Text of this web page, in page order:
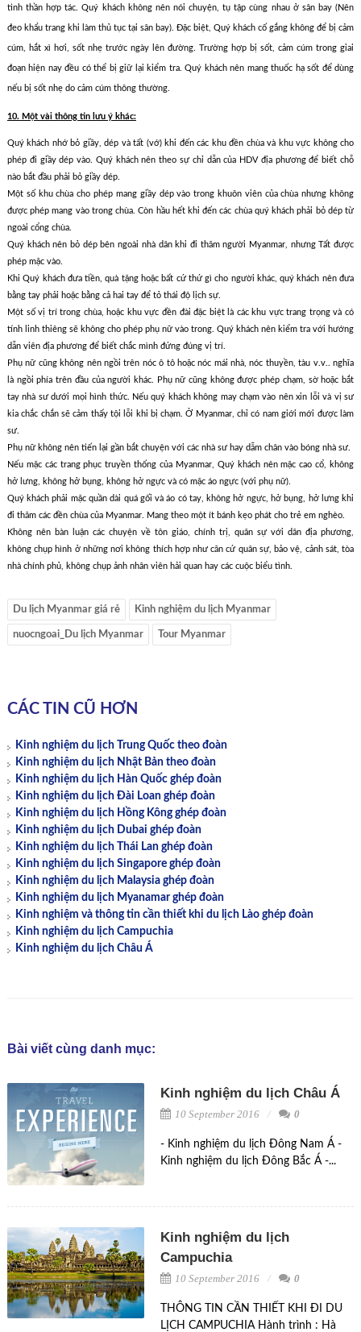
tinh thần hợp tác. Quý khách không nên nói chuyện, tụ tập cùng nhau ở sân bay (Nên
đeo khẩu trang khi làm thủ tục tại sân bay). Đặc biệt, Quý khách cố gắng không để bị cảm
cúm, hắt xì hơi, sốt nhẹ trước ngày lên đường. Trường hợp bị sốt, cảm cúm trong giai
đoạn hiện nay đều có thể bị giữ lại kiểm tra. Quý khách nên mang thuốc hạ sốt để dùng
nếu bị sốt nhẹ do cảm cúm thông thường.
10. Một vài thông tin lưu ý khác:
Quý khách nhớ bỏ giầy, dép và tất (vớ) khi đến các khu đền chùa và khu vực không cho
phép đi giầy dép vào. Quý khách nên theo sự chỉ dẫn của HDV địa phương để biết chỗ
nào bắt đầu phải bỏ giầy dép.
Một số khu chùa cho phép mang giầy dép vào trong khuôn viên của chùa nhưng không
được phép mang vào trong chùa. Còn hầu hết khi đến các chùa quý khách phải bỏ dép từ
ngoài cổng chùa.
Quý khách nên bỏ dép bên ngoài nhà dân khi đi thăm người Myanmar, nhưng Tất được
phép mặc vào.
Khi Quý khách đưa tiền, quà tặng hoặc bất cứ thứ gì cho người khác, quý khách nên đưa
bằng tay phải hoặc bằng cả hai tay để tỏ thái độ lịch sự.
Một số vị trí trong chùa, hoặc khu vực đền đài đặc biệt là các khu vực trang trọng và có
tính linh thiêng sẽ không cho phép phụ nữ vào trong. Quý khách nên kiểm tra với hướng
dẫn viên địa phương để biết chắc mình đứng đúng vị trí.
Phụ nữ cũng không nên ngồi trên nóc ô tô hoặc nóc mái nhà, nóc thuyền, tàu v.v.. nghĩa
là ngồi phía trên đầu của người khác. Phụ nữ cũng không được phép chạm, sờ hoặc bắt
tay nhà sư dưới mọi hình thức. Nếu quý khách không may chạm vào nên xin lỗi và vị sư
kia chắc chắn sẽ cảm thấy tội lỗi khi bị chạm. Ở Myanmar, chỉ có nam giới mới được làm
sư.
Phụ nữ không nên tiến lại gần bắt chuyện với các nhà sư hay dẫm chân vào bóng nhà sư.
Nếu mặc các trang phục truyền thống của Myanmar, Quý khách nên mặc cao cổ, không
hở lưng, không hở bụng, không hở ngực và có mặc áo ngực (với phụ nữ).
Quý khách phải mặc quần dài quá gối và áo có tay, không hở ngực, hở bụng, hở lưng khi
đi thăm các đền chùa của Myanmar. Mang theo một ít bánh kẹo phát cho trẻ em nghèo.
Không nên bàn luận các chuyện về tôn giáo, chính trị, quân sự với dân địa phương,
không chụp hình ở những nơi không thích hợp như căn cứ quân sự, bảo vệ, cảnh sát, tòa
nhà chính phủ, không chụp ảnh nhân viên hải quan hay các cuộc biểu tình.
Du lịch Myanmar giá rẻ Kinh nghiệm du lịch Myanmar
nuocngoai_Du lịch Myanmar Tour Myanmar
CÁC TIN CŨ HƠN
Kinh nghiệm du lịch Trung Quốc theo đoàn
Kinh nghiệm du lịch Nhật Bản theo đoàn
Kinh nghiệm du lịch Hàn Quốc ghép đoàn
Kinh nghiệm du lịch Đài Loan ghép đoàn
Kinh nghiệm du lịch Hồng Kông ghép đoàn
Kinh nghiệm du lịch Dubai ghép đoàn
Kinh nghiệm du lịch Thái Lan ghép đoàn
Kinh nghiệm du lịch Singapore ghép đoàn
Kinh nghiệm du lịch Malaysia ghép đoàn
Kinh nghiệm du lịch Myanamar ghép đoàn
Kinh nghiệm và thông tin cần thiết khi du lịch Lào ghép đoàn
Kinh nghiệm du lịch Campuchia
Kinh nghiệm du lịch Châu Á
Bài viết cùng danh mục:
Kinh nghiệm du lịch Châu Á
10 September 2016 0
- Kinh nghiệm du lịch Đông Nam Á -
Kinh nghiệm du lịch Đông Bắc Á -...
Kinh nghiệm du lịch
Campuchia
10 September 2016 0
THÔNG TIN CẦN THIẾT KHI ĐI DU
LỊCH CAMPUCHIA Hành trình : Hà